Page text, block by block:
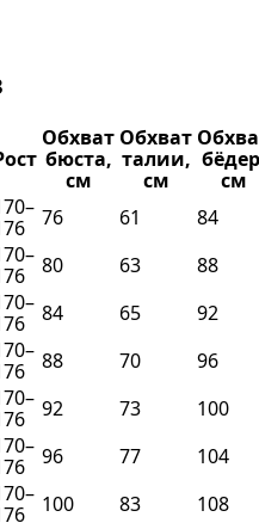
Обхват
бюста,
см
Обхват
талии,
см
см
76 61
84
80 63
88
84 65
92
88 70
96
92 73
100
96 77
104
100 83
108